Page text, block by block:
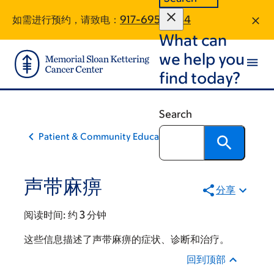
main
content
footer
如需进行预约，请致电： 917-695-9634
What can
we help you
find today?
Search
Patient & Community Education
声带麻痹 分享
阅读时间: 约 3 分钟
这些信息描述了声带麻痹的症状、诊断和治疗。
回到顶部